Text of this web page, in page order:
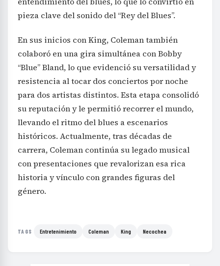
pieza clave del sonido del “Rey del Blues”.
En sus inicios con King, Coleman también
colaboró en una gira simultánea con Bobby
“Blue” Bland, lo que evidenció su versatilidad y
resistencia al tocar dos conciertos por noche
para dos artistas distintos. Esta etapa consolidó
su reputación y le permitió recorrer el mundo,
llevando el ritmo del blues a escenarios
históricos. Actualmente, tras décadas de
carrera, Coleman continúa su legado musical
con presentaciones que revalorizan esa rica
historia y vínculo con grandes figuras del
género.
TAGS Entretenimiento Coleman King Necochea